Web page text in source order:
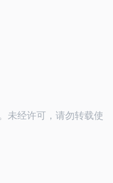
未经许可，请勿转载使